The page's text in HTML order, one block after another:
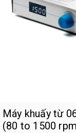
Máy khuấy từ
(80 to 1500